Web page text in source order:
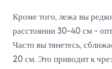
Кроме того, лежа вы
расстоянии 30-40 см -
Часто вы тянетесь,
20 см. Это приводит к